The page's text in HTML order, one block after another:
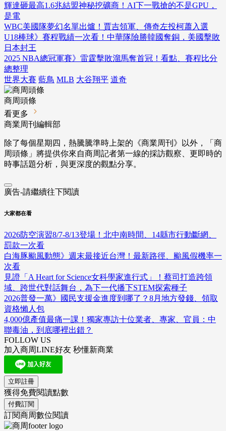
輝達砸最高1.6兆結盟神秘挖礦商！AI下一戰搶的不是GPU，
是電
WBC美國隊夢幻名單出爐！賈吉領軍、傳奇左投柯蕭入選
U18棒球》賽程戰績一次看！中華隊險勝韓國奪銅，美國擊敗
日本封王
2025 NBA總冠軍賽》雷霆擊敗溜馬奪首冠！看點、賽程比分
總整理
世界大賽 藍鳥 MLB 大谷翔平 道奇
商周頭條
看更多
商業周刊編輯部
除了每個星期四，熱騰騰準時上架的《商業周刊》以外，「商
周頭條」將提供你來自商周記者第一線的採訪觀察、 更即時的
時事話題分析，與更深度的觀點分享。
廣告-請繼續往下閱讀
大家都在看
2026防空演習8/7-8/13登場！北中南時間、14縣市行動斷網、
罰款一次看
白海豚颱風動態》週末最接近台灣！最新路徑、颱風假機率一
次看
見證「A Heart for Science女科學家進行式」！蔡司打造跨領
域、跨世代對話舞台，為下一代播下STEM探索種子
2026普發一萬》國民支援金進度到哪了？8月地方發錢、領取
資格懶人包
4,000億產值最痛一課！獨家專訪十位業者、專家、官員：中
聯毒油，到底哪裡出錯？
FOLLOW US
加入商周LINE好友 秒懂新商業
立即註冊
獲得免費閱讀點數
付費訂閱
訂閱商周數位閱讀